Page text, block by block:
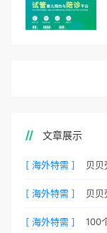
文章展示
[ 海外特需 ]
[ 海外特需 ]
[ 海外特需 ]